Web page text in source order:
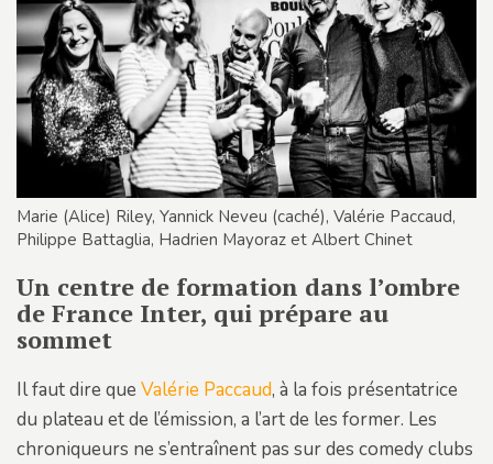
Marie (Alice) Riley, Yannick Neveu (caché), Valérie Paccaud,
Philippe Battaglia, Hadrien Mayoraz et Albert Chinet
Un centre de formation dans l’ombre
de France Inter, qui prépare au
sommet
Il faut dire que Valérie Paccaud, à la fois présentatrice
du plateau et de l’émission, a l’art de les former. Les
chroniqueurs ne s’entraînent pas sur des comedy clubs